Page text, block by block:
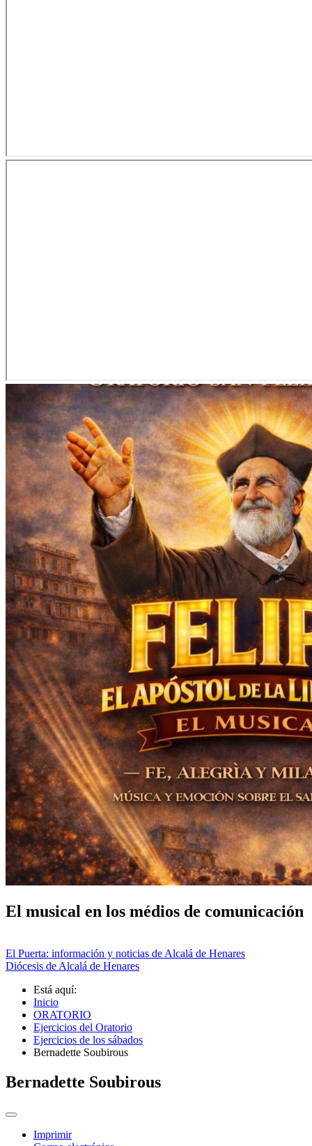
El musical en los médios de comunicación
El Puerta: información y noticias de Alcalá de Henares
Diócesis de Alcalá de Henares
Está aquí:
Inicio
ORATORIO
Ejercicios del Oratorio
Ejercicios de los sábados
Bernadette Soubirous
Bernadette Soubirous
Imprimir